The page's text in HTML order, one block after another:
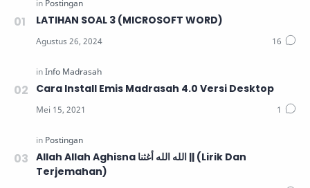
LATIHAN SOAL 3 (MICROSOFT WORD)
Cara Install Emis Madrasah 4.0 Versi Desktop
Allah Allah Aghisna الله الله أغثنا || (Lirik Dan
Terjemahan)